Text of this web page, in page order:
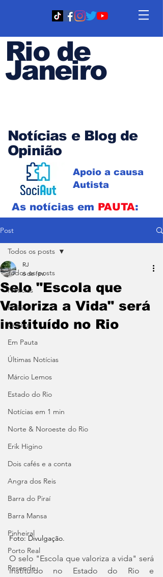
Rio de
Janeiro
Notícias e Blog de
Opinião
Apoio a causa
Autista
As notícias em PAUTA:
Post
Todos os posts
Notícias
Política
Coluna
Em Pauta
Últimas Notícias
Márcio Lemos
Estado do Rio
Notícias em 1 min
Norte & Noroeste do Rio
Erik Higino
Dois cafés e a conta
Angra dos Reis
Barra do Piraí
Barra Mansa
Pinheiral
Porto Real
Resende
Todos os posts
Selo "Escola que
Valoriza a Vida" será
instituído no Rio
RJ
6 de fev.
Foto: Divulgação.
O selo "Escola que valoriza a vida" será
instituído no Estado do Rio e